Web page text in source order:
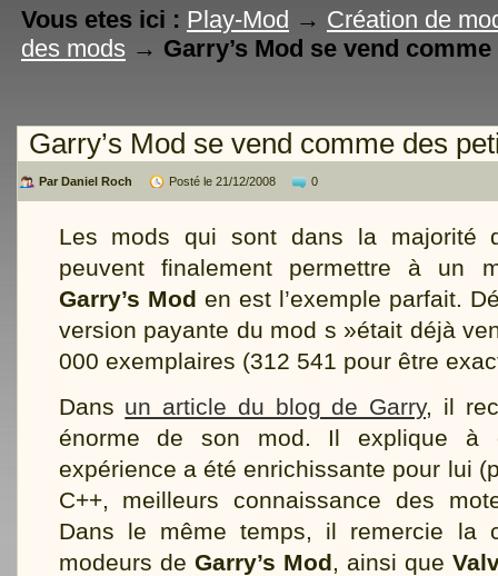
Vous etes ici : Play-Mod → Création de
des mods → Garry’s Mod se vend
Garry’s Mod se vend comme des
Par Daniel Roch Posté le 21/12/2008 0
Les mods qui sont dans la majorité
peuvent finalement permettre à un
Garry’s Mod en est l’exemple parfait.
version payante du mod s »était déjà
000 exemplaires (312 541 pour être
Dans un article du blog de Garry, il
énorme de son mod. Il explique à
expérience a été enrichissante pour lui
C++, meilleurs connaissance des
Dans le même temps, il remercie la
modeurs de Garry’s Mod, ainsi que